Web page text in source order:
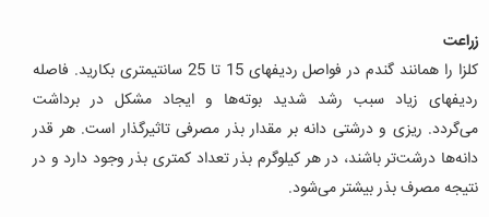
زراعت
کلزا را همانند گندم در فواصل ردیفهای 15 تا 25 سانتیمتری بکارید. فاصله
ردیفهای زیاد سبب رشد شدید بوته‌ها و ایجاد مشکل در برداشت
می‌گردد. ریزی و درشتی دانه بر مقدار بذر مصرفی تاثیرگذار است. هر قدر
دانه‌ها درشت‌تر باشند، در هر کیلوگرم بذر تعداد کمتری بذر وجود دارد و در
نتیجه مصرف بذر بیشتر می‌شود.